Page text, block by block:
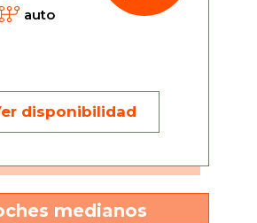
auto
disponibilidad
medianos